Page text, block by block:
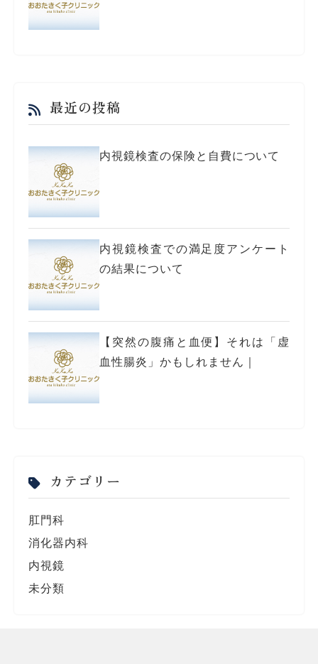
最近の投稿
内視鏡検査の保険と自費について
内視鏡検査での満足度アンケート
の結果について
【突然の腹痛と血便】それは「虚
血性腸炎」かもしれません｜
カテゴリー
肛門科
消化器内科
内視鏡
未分類